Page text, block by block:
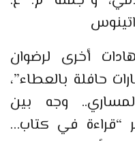
أخرى لرضوان
حافلة بالعطاء”،
وجه بين
“قراءة في كتاب…